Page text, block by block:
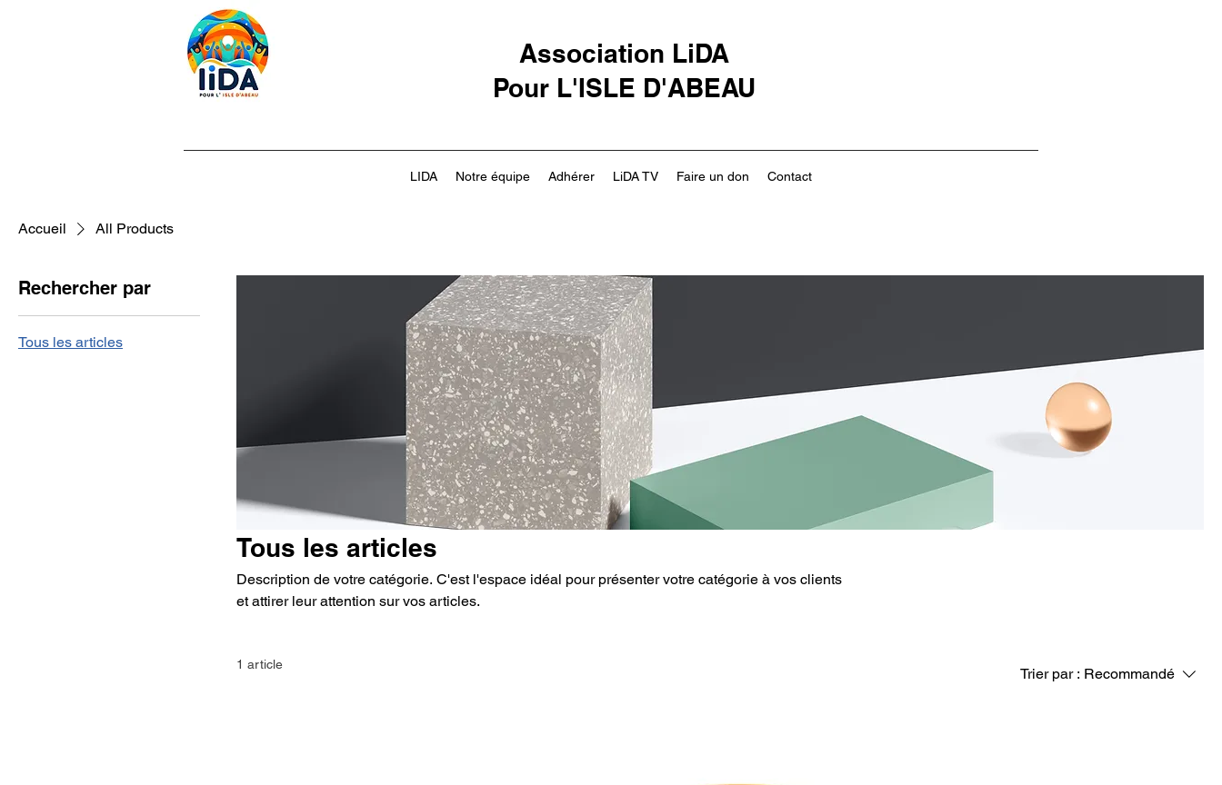
Association LiDA
Pour L'ISLE D'ABEAU
LIDA Notre équipe Adhérer LiDA TV Faire un don Contact
Accueil All Products
Rechercher par
Tous les articles
Tous les articles
Description de votre catégorie. C'est l'espace idéal pour présenter votre catégorie à vos clients
et attirer leur attention sur vos articles.
1 article
Trier par : Recommandé